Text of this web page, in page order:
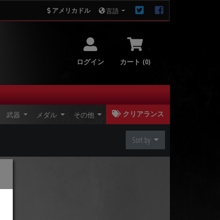
言語
アメリカドル
ログイン カート (0)
クリアランス
その他
メダル
武器
Sort by